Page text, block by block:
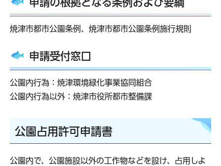
申請の根拠となる条例および要綱
焼津市都市公園条例、焼津市都市公園条例施行規則
申請受付窓口
公園内行為：焼津環境緑化事業協同組合
公園内行為以外：焼津市役所都市整備課
公園占用許可申請書
公園内で、公園施設以外の工作物などを設け、占用しよ